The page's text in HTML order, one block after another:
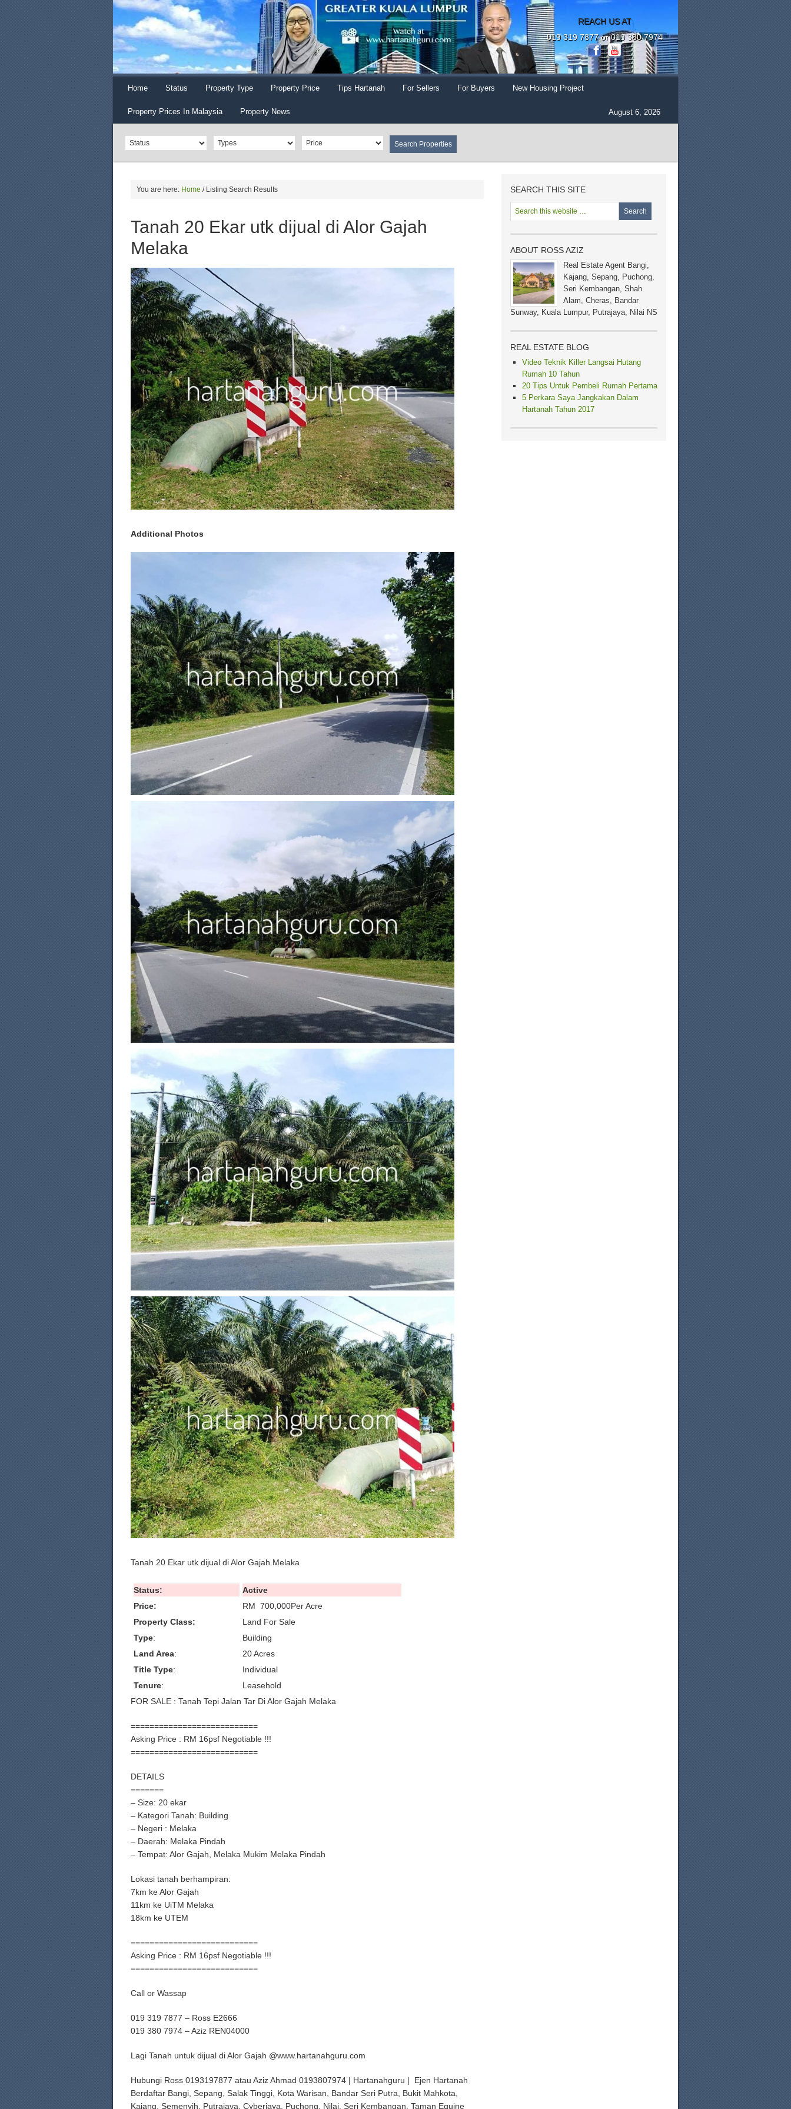
REACH US AT
019 319 7877 or 019 380 7974
Home Status Property Type Property Price Tips Hartanah For Sellers For Buyers New Housing Project
Property Prices In Malaysia Property News August 6, 2026
You are here: Home /Listing Search Results
Tanah 20 Ekar utk dijual di Alor Gajah
Melaka
Additional Photos
Tanah 20 Ekar utk dijual di Alor Gajah Melaka
Status:
Active
Price:
RM 700,000Per Acre
Property Class:
Land For Sale
Type:
Building
Land Area:
20 Acres
Title Type:
Individual
Tenure:
Leasehold
FOR SALE : Tanah Tepi Jalan Tar Di Alor Gajah Melaka
===========================
Asking Price : RM 16psf Negotiable !!!
===========================
DETAILS
=======
– Size: 20 ekar
– Kategori Tanah: Building
– Negeri : Melaka
– Daerah: Melaka Pindah
– Tempat: Alor Gajah, Melaka Mukim Melaka Pindah
Lokasi tanah berhampiran:
7km ke Alor Gajah
11km ke UiTM Melaka
18km ke UTEM
===========================
Asking Price : RM 16psf Negotiable !!!
===========================
Call or Wassap
019 319 7877 – Ross E2666
019 380 7974 – Aziz REN04000
Lagi Tanah untuk dijual di Alor Gajah @www.hartanahguru.com
Hubungi Ross 0193197877 atau Aziz Ahmad 0193807974 | Hartanahguru | Ejen Hartanah
Berdaftar Bangi, Sepang, Salak Tinggi, Kota Warisan, Bandar Seri Putra, Bukit Mahkota,
Kajang, Semenyih, Putrajaya, Cyberjaya, Puchong, Nilai, Seri Kembangan, Taman Equine
SEARCH THIS SITE
ABOUT ROSS AZIZ
Real Estate Agent Bangi,
Kajang, Sepang, Puchong,
Seri Kembangan, Shah
Alam, Cheras, Bandar
Sunway, Kuala Lumpur, Putrajaya, Nilai NS
REAL ESTATE BLOG
Video Teknik Killer Langsai Hutang
Rumah 10 Tahun
20 Tips Untuk Pembeli Rumah Pertama
5 Perkara Saya Jangkakan Dalam
Hartanah Tahun 2017